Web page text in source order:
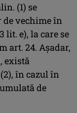
(1) se
vechime în
e), la care se
art. 24. Așadar,
există
în cazul în
de